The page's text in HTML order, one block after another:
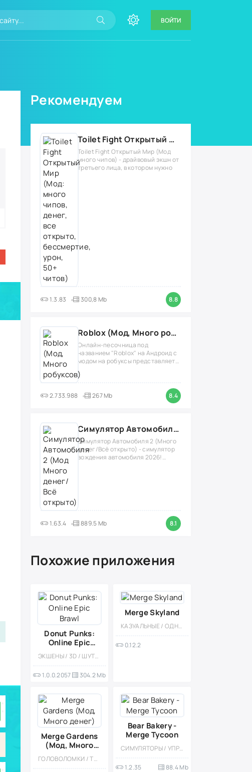
ВОЙТИ
Рекомендуем
Toilet Fight Открытый Мир (Мод: много чипов, денег, все открыто, бессмертие, урон, 50+ читов)
Toilet Fight Открытый Мир (Мод
много чипов) - драйвовый экшн от
третьего лица, в котором нужно
1.3.83 300,8 Mb 8.8
Roblox (Мод, Много робуксов)
Онлайн-песочница под
названием "Roblox" на Андроид с
модом на робуксы представляет
собой
2.733.988 267 Mb 8.4
Симулятор Автомобиля 2 (Мод Много денег/Всё открыто)
Симулятор Автомобиля 2 (Много
денег/Всё открыто) - симулятор
вождения автомобиля 2026!
1.63.4 889.5 Mb 8.1
Похожие приложения
Donut Punks:
Online Epic
Brawl
ЭКШЕНЫ / 3D / ШУТЕРЫ / МНОГОПОЛЬЗОВАТЕЛЬСКАЯ / СОРЕВНОВАТЕЛЬНАЯ / КАЗУАЛЬНЫЕ / СТИЛИЗАЦИЯ / ЗОМБИ / MOBA / ОНЛАЙН / МОД / КООПЕРАТИВ / PVP
1.0.0.2057 304.2 Mb
Merge Skyland
КАЗУАЛЬНЫЕ / ОДНОПОЛЬЗОВАТЕЛЬСКИЕ / ОФЛАЙН / ДЛЯ ДЕТЕЙ / СТИЛИЗАЦИЯ / АРКАДЫ / ГОЛОВОЛОМКИ
0.12.2
Merge Gardens
(Мод, Много
денег)
ГОЛОВОЛОМКИ / ТРИ В РЯД / ПРИКЛЮЧЕНИЕ / КАЗУАЛЬНЫЕ / ОДНОПОЛЬЗОВАТЕЛЬСКИЕ / СТИЛИЗАЦИЯ / ОФЛАЙН / МОД / ДЕВОЧКАМ
Bear Bakery -
Merge Tycoon
СИМУЛЯТОРЫ / УПРАВЛЕНИЕ / ЭКОНОМИЧЕСКАЯ СТРАТЕГИЯ / ОДНОПОЛЬЗОВАТЕЛЬСКИЕ / СТИЛИЗАЦИЯ / ПО МУЛЬТФИЛЬМАМ / МОД / ОФЛАЙН / ДЛЯ ДЕТЕЙ / МИЛАЯ
1.2.35 88.4 Mb